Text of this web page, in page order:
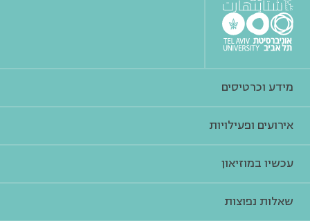
מידע וכרטיסים
אירועים ופעילויות
עכשיו במוזיאון
שאלות נפוצות